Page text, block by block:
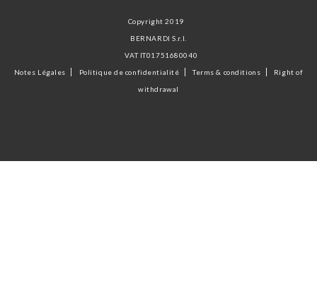
Copyright 2019
BERNARDI S.r.l.
VAT IT01751680040
Notes Légales
Politique de confidentialité Terms & conditions
Right of
withdrawal